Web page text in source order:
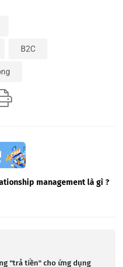
B2C
management là gì ?
"trả tiền" cho ứng dụng